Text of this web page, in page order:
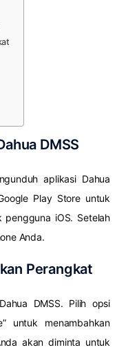
DMSS
aplikasi Dahua
Play Store untuk
iOS. Setelah
Anda.
Perangkat
DMSS. Pilih opsi
untuk menambahkan
akan diminta untuk